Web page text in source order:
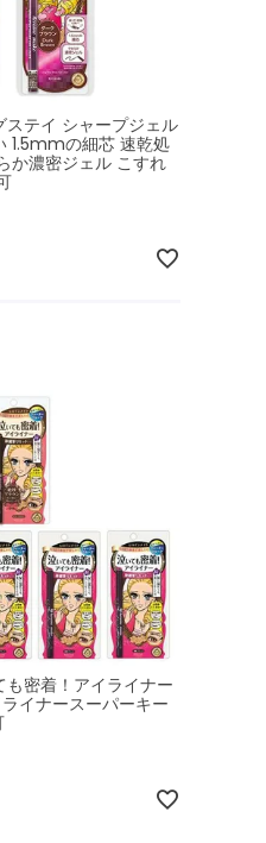
ステイ シャープジェル
1.5mmの細芯 速乾処
か濃密ジェル こすれ
密着！アイライナー
イナースーパーキー